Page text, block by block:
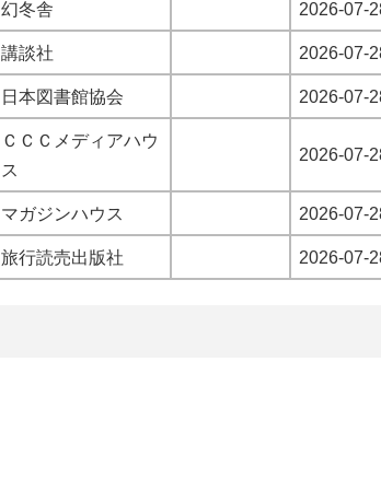
幻冬舎 2026-07-
講談社 2026-07-
日本図書館協会 2026-07-
ＣＣＣメディアハウ
ス
2026-07-
マガジンハウス 2026-07-
旅行読売出版社 2026-07-